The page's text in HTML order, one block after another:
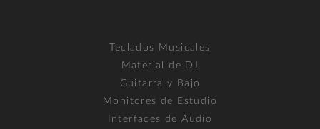
Teclados Musicales
Material de DJ
Guitarra y Bajo
Monitores de Estudio
Interfaces de Audio